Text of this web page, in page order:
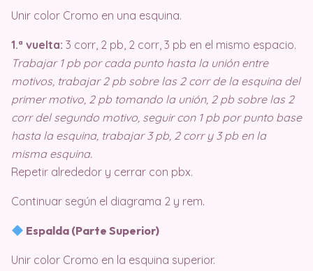
Unir color Cromo en una esquina.
1.ª vuelta: 3 corr, 2 pb, 2 corr, 3 pb en el mismo espacio.
Trabajar 1 pb por cada punto hasta la unión entre
motivos, trabajar 2 pb sobre las 2 corr de la esquina del
primer motivo, 2 pb tomando la unión, 2 pb sobre las 2
corr del segundo motivo, seguir con 1 pb por punto base
hasta la esquina, trabajar 3 pb, 2 corr y 3 pb en la
misma esquina.
Repetir alrededor y cerrar con pbx.
Continuar según el diagrama 2 y rem.
Espalda (Parte Superior)
Unir color Cromo en la esquina superior.